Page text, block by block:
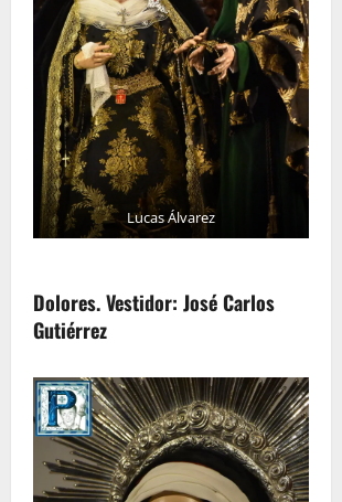
Lucas Álvarez
Dolores. Vestidor: José Carlos
Gutiérrez